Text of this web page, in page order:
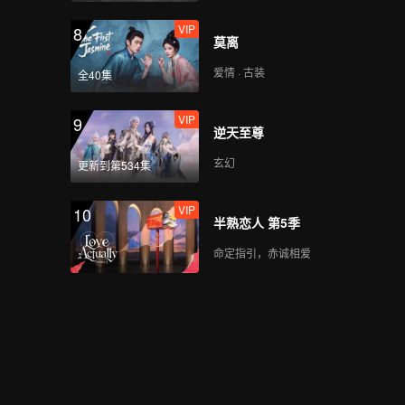
8
全40集
VIP
莫离
爱情 · 古装
9
更新到第534集
VIP
逆天至尊
玄幻
10 VIP
半熟恋人 第5季
命定指引，赤诚相爱